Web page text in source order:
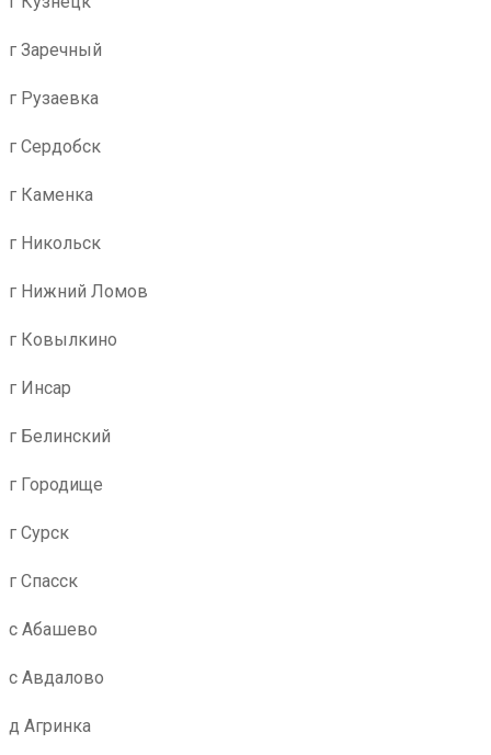
г Заречный
г Рузаевка
г Сердобск
г Каменка
г Никольск
г Нижний Ломов
г Ковылкино
г Инсар
г Белинский
г Городище
г Сурск
г Спасск
с Абашево
с Авдалово
д Агринка